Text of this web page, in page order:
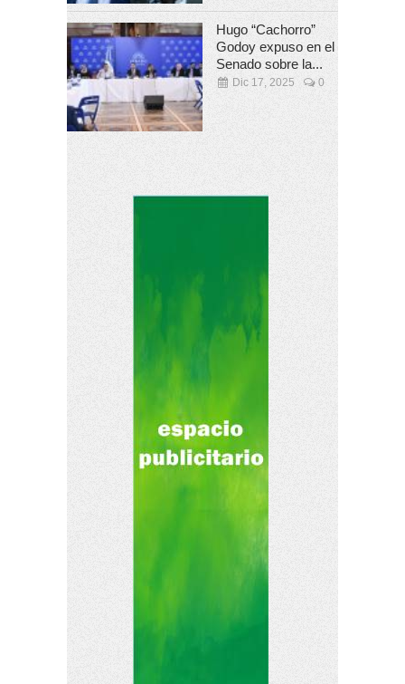
Hugo “Cachorro”
Godoy expuso en el
Senado sobre la...
Dic 17, 2025 0